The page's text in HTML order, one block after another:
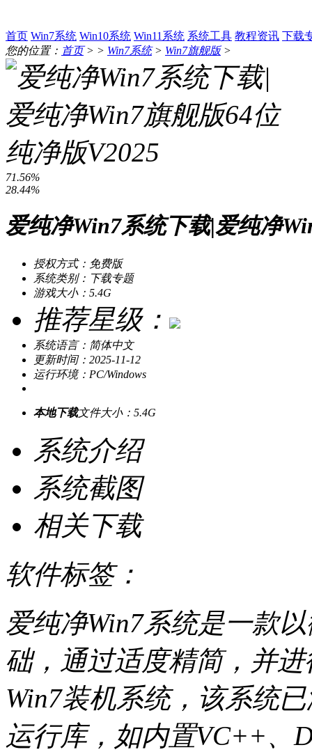
首页 Win7系统 Win10系统 Win11系统 系统工具 教程资讯 下载
您的位置： 首页> > Win7系统> Win7旗舰版>
71.56%
28.44%
爱纯净Win7系统下载|爱纯净
授权方式：免费版
系统类别：下载专题
游戏大小：5.4G
推荐星级：
系统语言：简体中文
更新时间：2025-11-12
运行环境：PC/Windows
本地下载文件大小：5.4G
系统介绍
系统截图
相关下载
软件标签：
爱纯净Win7系统是一款
础，通过适度精简，并
Win7装机系统，该系统
运行库，如内置VC++、